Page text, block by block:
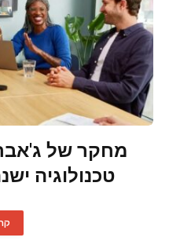
מחקר של
טכנולוגיה